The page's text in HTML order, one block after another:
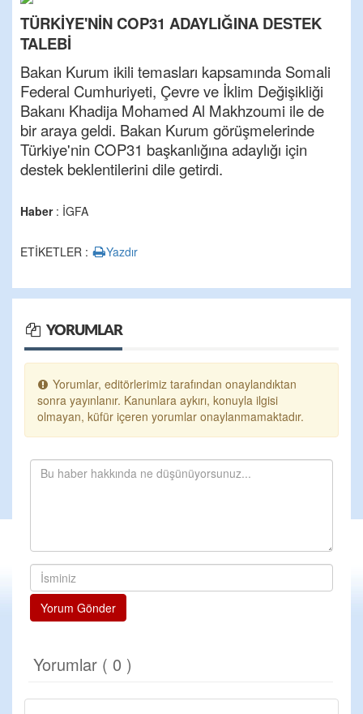
TÜRKİYE'NİN COP31 ADAYLIĞINA DESTEK
TALEBİ
Bakan Kurum ikili temasları kapsamında Somali
Federal Cumhuriyeti, Çevre ve İklim Değişikliği
Bakanı Khadija Mohamed Al Makhzoumi ile de
bir araya geldi. Bakan Kurum görüşmelerinde
Türkiye'nin COP31 başkanlığına adaylığı için
destek beklentilerini dile getirdi.
Haber: İGFA
ETİKETLER : Yazdır
YORUMLAR
Yorumlar, editörlerimiz tarafından onaylandıktan
sonra yayınlanır. Kanunlara aykırı, konuyla ilgisi
olmayan, küfür içeren yorumlar onaylanmamaktadır.
Yorum Gönder
Yorumlar ( 0 )